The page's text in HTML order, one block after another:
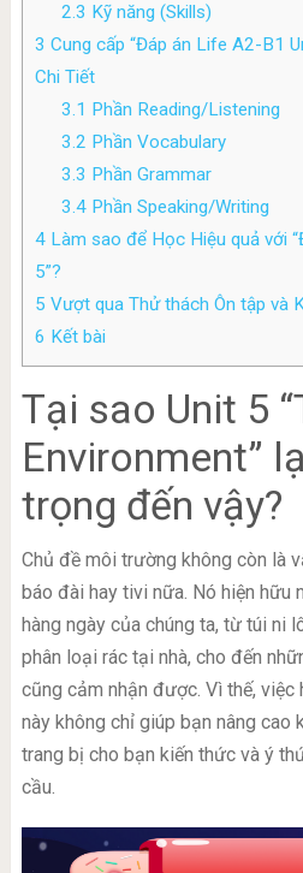
2.3 Kỹ năng (Skills)
3 Cung cấp “Đáp án Life A2-B1
Chi Tiết
3.1 Phần Reading/Listening
3.2 Phần Vocabulary
3.3 Phần Grammar
3.4 Phần Speaking/Writing
4Làm sao để Học Hiệu quả với
5”?
5 Vượt qua Thử thách Ôn tập và
6 Kết bài
Tại sao Unit 5
Environment”
trọng đến vậy?
Chủ đề môi trường không còn là
báo đài hay tivi nữa. Nó hiện hữu
hàng ngày của chúng ta, từ túi ni
phân loại rác tại nhà, cho đến
cũng cảm nhận được. Vì thế, việc
này không chỉ giúp bạn nâng cao
trang bị cho bạn kiến thức và ý
cầu.